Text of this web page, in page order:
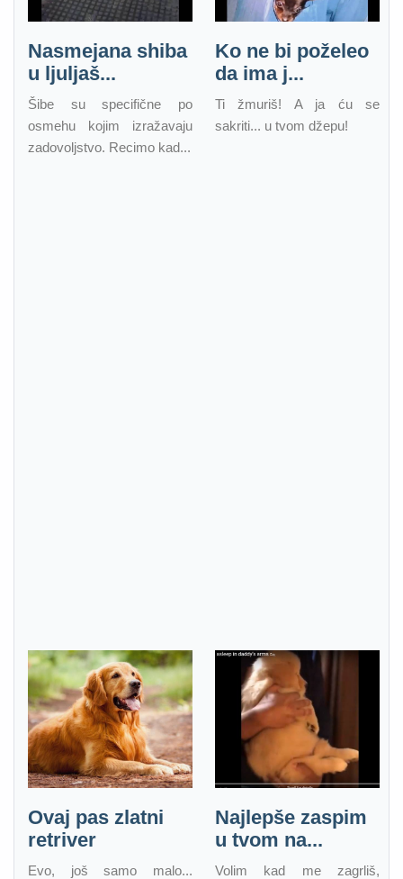
Nasmejana shiba
u ljuljaš...
Šibe su specifične po
osmehu kojim izražavaju
zadovoljstvo. Recimo kad...
Ko ne bi poželeo
da ima j...
Ti žmuriš! A ja ću se
sakriti... u tvom džepu!
Ovaj pas zlatni
retriver
Evo, još samo malo...
Najlepše zaspim
u tvom na...
Volim kad me zagrliš,